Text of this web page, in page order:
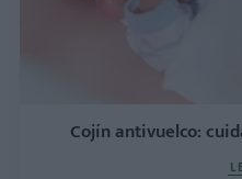
Cojín antivuelco: